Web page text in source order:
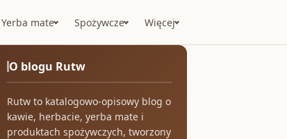
Yerba mate Spożywcze Więcej
O blogu Rutw
Rutw to katalogowo-opisowy blog o
kawie, herbacie, yerba mate i
produktach spożywczych, tworzony